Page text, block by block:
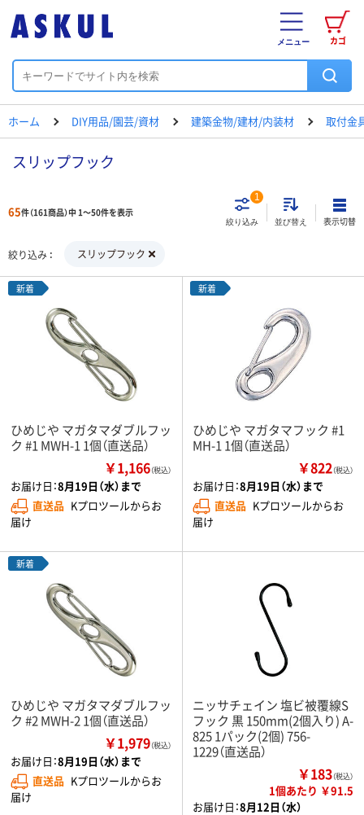
カゴ
メニュー
ホーム DIY用品/園芸/資材 建築金物/建材/内装材 取付金
スリップフック
65件（161商品）中 1～50件を表示
絞り込み
1
並び替え 表示切替
絞り込み スリップフック
新着
ひめじや マガタマダブルフッ
ク #1 MWH-1 1個（直送品）
￥1,166（税込）
お届け日：8月19日（水）まで
直送品 Kプロツールからお
届け
新着
ひめじや マガタマフック #1
MH-1 1個（直送品）
￥822（税込）
お届け日：8月19日（水）まで
直送品 Kプロツールからお
届け
新着
ひめじや マガタマダブルフッ
ク #2 MWH-2 1個（直送品）
￥1,979（税込）
お届け日：8月19日（水）まで
直送品 Kプロツールからお
届け
ニッサチェイン 塩ビ被覆線S
フック 黒 150mm(2個入り) A-
825 1パック(2個) 756-
1229（直送品）
￥183（税込）
1個あたり ￥91.5
お届け日：8月12日（水）